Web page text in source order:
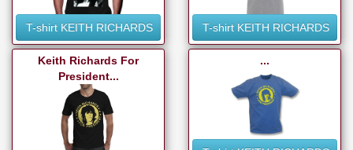
T-shirt KEITH RICHARDS T-shirt KEITH RICHARDS
Keith Richards For
President...
...